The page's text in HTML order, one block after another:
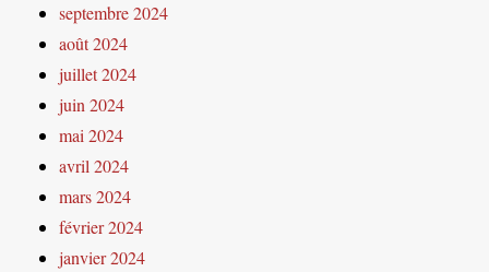
septembre 2024
août 2024
juillet 2024
juin 2024
mai 2024
avril 2024
mars 2024
février 2024
janvier 2024